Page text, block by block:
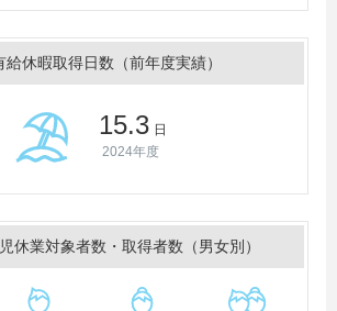
給休暇取得日数（前年度実績）
15.3 日
2024年度
休業対象者数・取得者数（男女別）